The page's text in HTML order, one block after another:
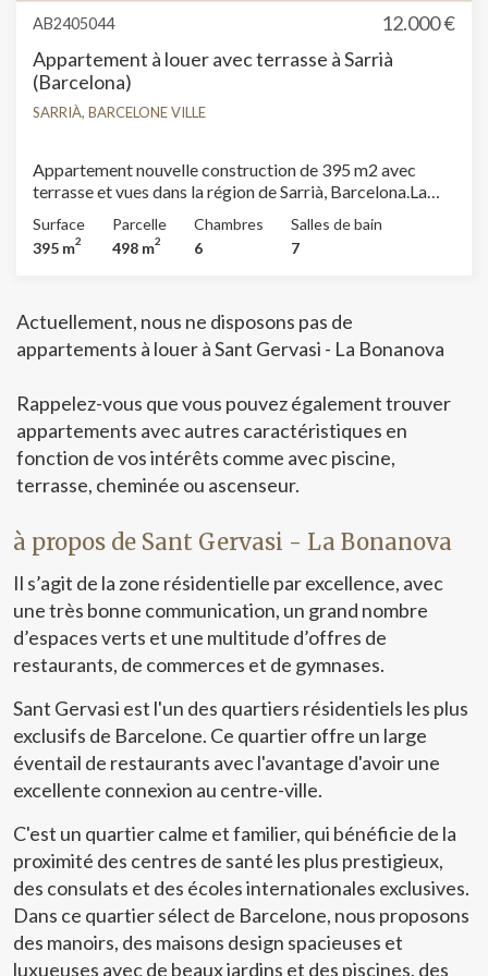
AB2405044
12.000 €
Appartement à louer avec terrasse à Sarrià
(Barcelona)
SARRIÀ, BARCELONE VILLE
Appartement nouvelle construction de 395 m2 avec
terrasse et vues dans la région de Sarrià, Barcelona.La
piscine, salle de sport, 1 place de parking, climatisation,
armoires intégrées, buanderie, balcon, jardin, chauffage
pas d'indice R.P.LL. Aucun certificat étatique informatif
de référence des loyers n'est applicable à ce bien.Aucun
contrat de location de logement n'a été enregistré au
considéré comme un grand détenteur immobilier.Ce bien
est considéré comme un bien de standing en raison de sa
superficie et/ou de son loyer et, conformément à la loi
espagnole sur les baux urbains (LAU), l'indice étatique de
référence des loyers ne s'applique pas. Cédula de
tres dígitos para preservar el uso correcto de la
información; el número completo está disponible bajo
solicitud de los interesados.
Surface
395 m2
Parcelle
498 m2
Chambres
6
Salles de bain
7
Actuellement, nous ne disposons pas de
appartements à louer à Sant Gervasi - La Bonanova
Rappelez-vous que vous pouvez également trouver
appartements avec autres caractéristiques en
fonction de vos intérêts comme avec piscine,
terrasse, cheminée ou ascenseur.
à propos de Sant Gervasi - La Bonanova
Il s’agit de la zone résidentielle par excellence, avec
une très bonne communication, un grand nombre
d’espaces verts et une multitude d’offres de
restaurants, de commerces et de gymnases.
Sant Gervasi est l'un des quartiers résidentiels les plus
exclusifs de Barcelone. Ce quartier offre un large
éventail de restaurants avec l'avantage d'avoir une
excellente connexion au centre-ville.
C'est un quartier calme et familier, qui bénéficie de la
proximité des centres de santé les plus prestigieux,
des consulats et des écoles internationales exclusives.
Dans ce quartier sélect de Barcelone, nous proposons
des manoirs, des maisons design spacieuses et
luxueuses avec de beaux jardins et des piscines, des